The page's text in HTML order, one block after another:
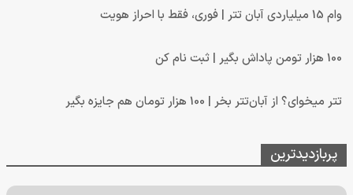
وام 15 میلیاردی آبان تتر | فوری، فقط با احراز هویت
100 هزار تومن پاداش بگیر | ثبت نام کن
تتر میخوای؟ از آبان‌تتر بخر | 100 هزار تومان هم جایزه بگیر
پربازدیدترین